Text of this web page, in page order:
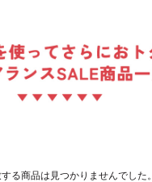
る商品は見つかりませんでした。